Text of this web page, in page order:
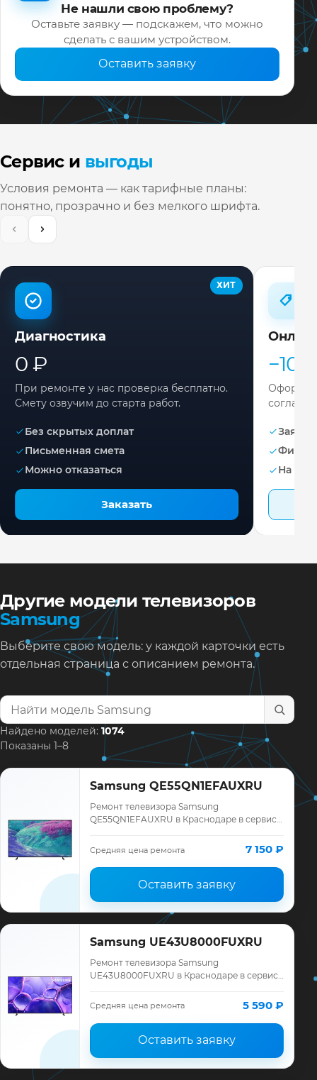
Не нашли свою проблему?
Оставьте заявку — подскажем, что можно
сделать с вашим устройством.
Оставить заявку
Сервис и выгоды
Условия ремонта — как тарифные планы:
понятно, прозрачно и без мелкого шрифта.
ХИТ
Диагностика
0 ₽
При ремонте у нас проверка бесплатно.
Смету озвучим до старта работ.
Без скрытых доплат
Письменная смета
Можно отказаться
Заказать
−10%
Заявка
На
Другие модели телевизоров
Samsung
Выберите свою модель: у каждой карточки есть
отдельная страница с описанием ремонта.
Найти модель телевизора
Найдено моделей: 1074
Показаны 1–8
Samsung QE55QN1EFAUXRU
Ремонт телевизора Samsung
QE55QN1EFAUXRU в Краснодаре в сервисе
Samsung, смета до ремонта, запчасти и
гарантия до 12 меся…
Средняя цена ремонта 7 150 ₽
Оставить заявку
Samsung UE43U8000FUXRU
Ремонт телевизора Samsung
UE43U8000FUXRU в Краснодаре в сервисе
Samsung, смета до ремонта, запчасти и
Средняя цена ремонта 5 590 ₽
Оставить заявку